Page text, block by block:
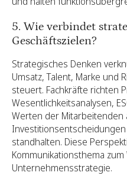
5. Wie verbindet
Geschäftszielen?
Strategisches Denken
Umsatz, Talent, Marke und
steuert. Fachkräfte richten
Wesentlichkeitsanalysen,
Werten der Mitarbeitenden
standhalten. Diese
Kommunikationsthema
Unternehmensstrategie.